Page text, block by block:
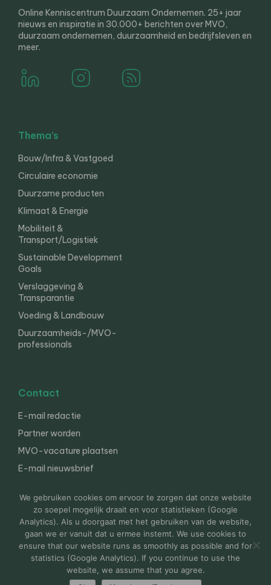
Online Kenniscentrum Duurzaam Ondernemen. 25+ jaar
nieuws en inspiratie in 30.000+ berichten over MVO,
duurzaam ondernemen, duurzaamheid en bedrijfsleven en
meer.
Thema’s
Bouw/Infra & Vastgoed
Circulaire economie
Duurzame producten
Klimaat & Energie
Mobiliteit &
Transport/Logistiek
Sustainable Development
Goals
Verslaggeving &
Transparantie
Voeding & Landbouw
Duurzaamheids-/MVO-
professionals
Contact
E-mail redactie
Partner worden
MVO-vacature plaatsen
E-mail nieuwsbrief
© 2000-2026 Van der Molen EIS Colofon
Disclaimer
Privacy
We gebruiken cookies om ervoor te zorgen dat onze website
zo soepel mogelijk draait en voor statistieken (Google
Analytics). Als u doorgaat met het gebruiken van de website,
gaan we er vanuit dat u ermee instemt. We use cookies to
ensure that our website runs as smoothly as possible and for
statistics (Google Analytics). If you continue to use the
website, we assume that you agree.